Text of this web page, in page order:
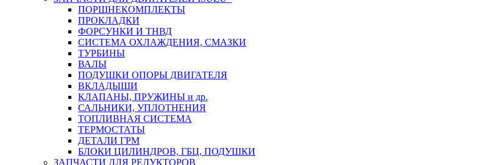
ПОРШНЕКОМПЛЕКТЫ
ПРОКЛАДКИ
ФОРСУНКИ И ТНВД
СИСТЕМА ОХЛАЖДЕНИЯ, СМАЗКИ
ТУРБИНЫ
ВАЛЫ
ПОДУШКИ ОПОРЫ ДВИГАТЕЛЯ
ВКЛАДЫШИ
КЛАПАНЫ, ПРУЖИНЫ и др.
САЛЬНИКИ, УПЛОТНЕНИЯ
ТОПЛИВНАЯ СИСТЕМА
ТЕРМОСТАТЫ
ДЕТАЛИ ГРМ
БЛОКИ ЦИЛИНДРОВ, ГБЦ, ПОДУШКИ
ЗАПЧАСТИ ДЛЯ РЕДУКТОРОВ